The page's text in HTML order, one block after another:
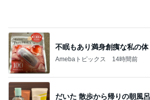
不眠もあり満身創痍な私の体
Amebaトピックス 14時間前
だいた 散歩から帰りの朝風呂